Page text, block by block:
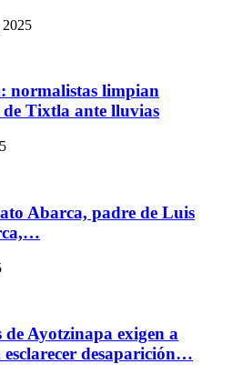
2025
normalistas limpian
de Tixtla ante lluvias
Abarca, padre de Luis
de Ayotzinapa exigen a
esclarecer desaparición…